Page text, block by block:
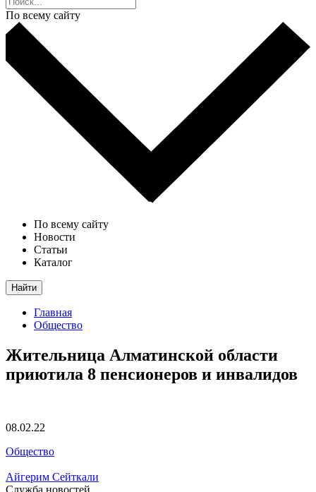
По всему сайту
По всему сайту
Новости
Статьи
Каталог
Найти
Главная
Общество
Жительница Алматинской области
приютила 8 пенсионеров и инвалидов
08.02.22
Общество
Айгерим Сейткали